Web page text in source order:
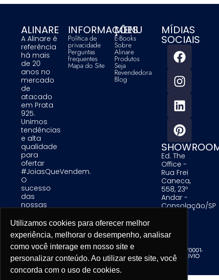
Utilizamos cookies para oferecer melhor
experiência, melhorar o desempenho, analisar
como você interage em nosso site e
personalizar conteúdo. Ao utilizar este site, você
concorda com o uso de cookies.
Utilizamos cookies para oferecer melhor
experiência, melhorar o desempenho, analisar
como você interage em nosso site e
personalizar conteúdo. Ao utilizar este site, você
concorda com o uso de cookies.
Utilizamos cookies para oferecer melhor
experiência, melhorar o desempenho, analisar
como você interage em nosso site e
personalizar conteúdo. Ao utilizar este site, você
concorda com o uso de cookies.
ALINARE
A Alinare é
referência
há mais
de 20
anos no
mercado
de
atacado
em Prata
925.
Unimos
tendências
e alta
qualidade
para
ofertar
#JoiasQueVendem.
O
sucesso
das
nossas
uma
prioridade
para nós.
INFORMAÇÕES
Política de
privacidade
Perguntas
frequentes
Mapa do Site
MENU
E-Books
Sobre
Alinare
Produtos
Seja
Revendedora
Blog
MÍDIAS
SOCIAIS
Ed. The
Office -
Rua Frei
Caneca,
558, 23º
Andar -
Consolação/SP
Alinare Comercio de Acessorios de Moda LTDA - CNPJ 19.679.195/0001-
76 - Copyright. Todos os direitos reservados. Desenvolvido por TRIVIO